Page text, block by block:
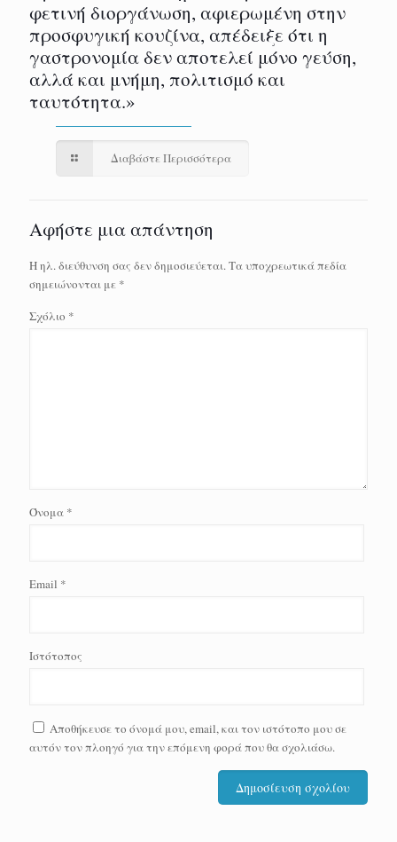
φετινή διοργάνωση, αφιερωμένη στην
προσφυγική κουζίνα, απέδειξε ότι η
γαστρονομία δεν αποτελεί μόνο γεύση,
αλλά και μνήμη, πολιτισμό και
ταυτότητα.»
Διαβάστε Περισσότερα
Αφήστε μια απάντηση
Η ηλ. διεύθυνση σας δεν δημοσιεύεται.Τα υποχρεωτικά πεδία
σημειώνονται με *
Σχόλιο *
Όνομα *
Email *
Ιστότοπος
Αποθήκευσε το όνομά μου, email, και τον ιστότοπο μου σε
αυτόν τον πλοηγό για την επόμενη φορά που θα σχολιάσω.